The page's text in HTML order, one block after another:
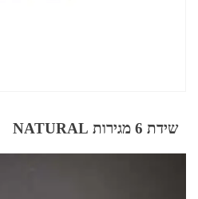
שידת 6 מגירות NATURAL